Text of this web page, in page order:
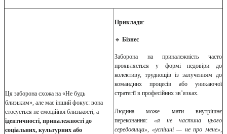
Ця заборона схожа на «Не будь
близьким», але має інший фокус: вона
стосується не емоційної близькості, а
ідентичності, приналежності до
соціальних, культурних або
Приклади:
🔹 Бізнес
Заборона на приналежність часто
проявляється у формі недовіри до
колективу, труднощів із залученням до
командних процесів або уникаючої
стратегії в професійних зв’язках.
Людина може мати внутрішнє
переконання: «я не частина цього
середовища», «успішні — не про мене»,